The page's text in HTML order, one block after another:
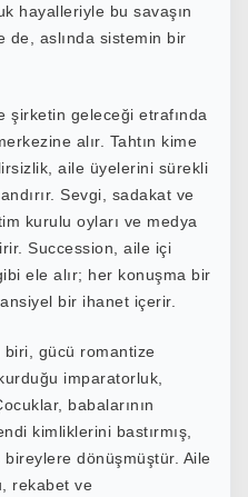
hayalleriyle bu savaşın
de, aslında sistemin bir
şirketin geleceği etrafında
alır. Tahtın kime
aile üyelerini sürekli
Sevgi, sadakat ve
kurulu oyları ve medya
Succession, aile içi
ele alır; her konuşma bir
bir ihanet içerir.
biri, gücü romantize
imparatorluk,
babalarının
kimliklerini bastırmış,
dönüşmüştür. Aile
rekabet ve